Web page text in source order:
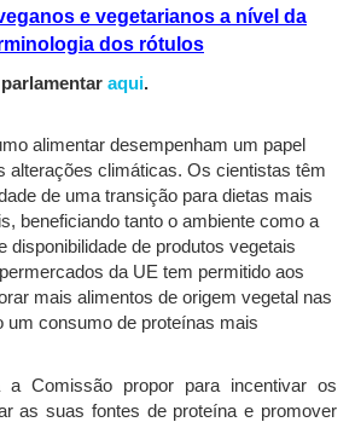
e vegetarianos a nível da
dos rótulos
aqui.
alimentar desempenham um papel
alterações climáticas. Os cientistas têm
de uma transição para dietas mais
beneficiando tanto o ambiente como a
disponibilidade de produtos vegetais
da UE tem permitido aos
mais alimentos de origem vegetal nas
um consumo de proteínas mais
Comissão propor para incentivar os
as suas fontes de proteína e promover